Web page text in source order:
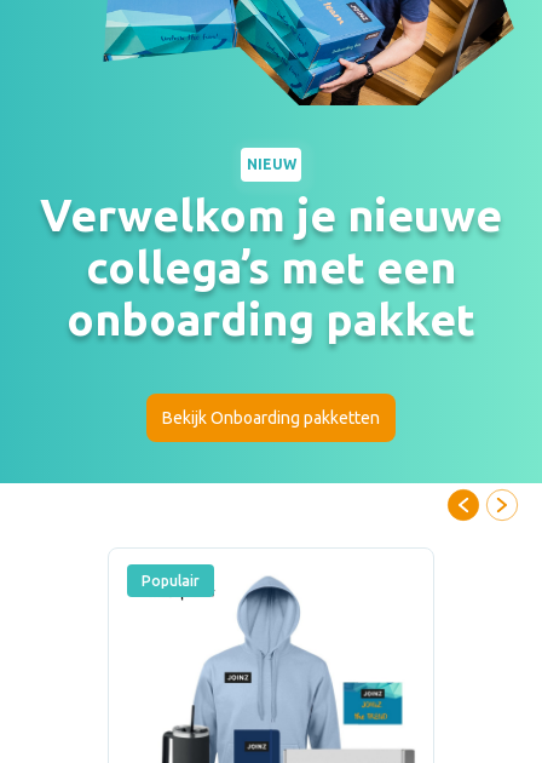
NIEUW
Verwelkom je nieuwe
collega’s met een
onboarding pakket
Bekijk Onboarding pakketten
Populair